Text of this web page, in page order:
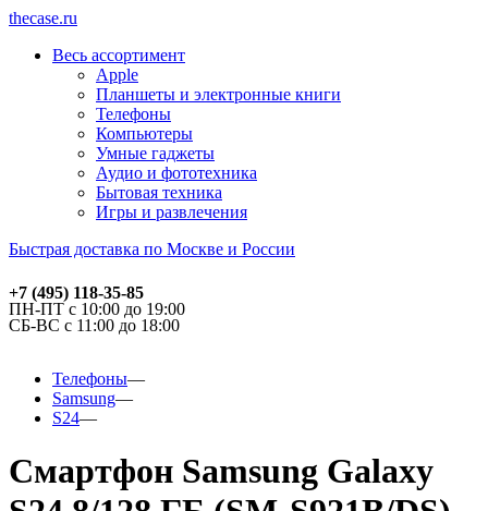
thecase.ru
Весь ассортимент
Apple
Планшеты и электронные книги
Телефоны
Компьютеры
Умные гаджеты
Аудио и фототехника
Бытовая техника
Игры и развлечения
Быстрая доставка по Москве и России
+7 (495) 118-35-85
ПН-ПТ с 10:00 до 19:00
СБ-ВС с 11:00 до 18:00
Телефоны
Samsung
S24
Смартфон Samsung Galaxy